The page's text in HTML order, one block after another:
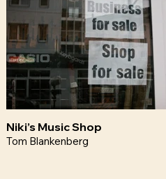
Niki’s Music Shop
Tom Blankenberg